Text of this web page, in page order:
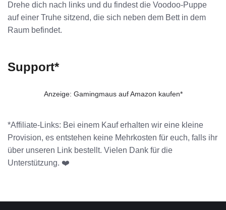
Drehe dich nach links und du findest die Voodoo-Puppe
auf einer Truhe sitzend, die sich neben dem Bett in dem
Raum befindet.
Support*
Anzeige: Gamingmaus auf Amazon kaufen*
*Affiliate-Links: Bei einem Kauf erhalten wir eine kleine
Provision, es entstehen keine Mehrkosten für euch, falls ihr
über unseren Link bestellt. Vielen Dank für die
Unterstützung. ❤️